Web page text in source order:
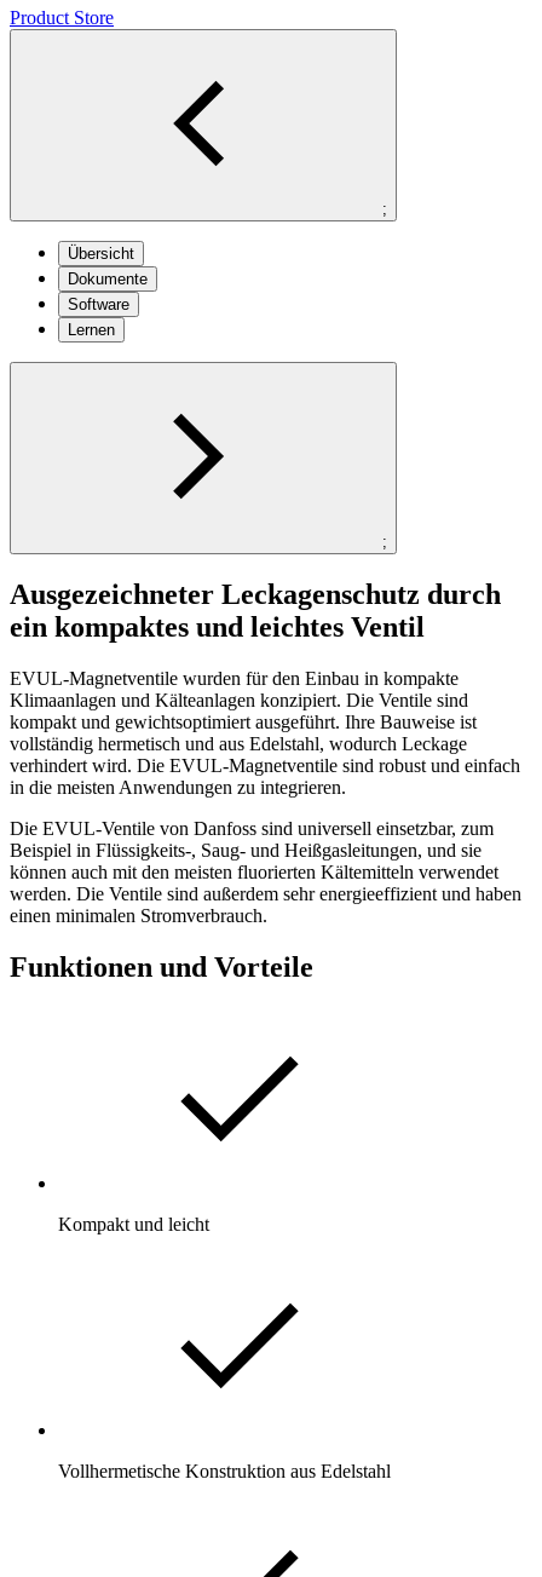
Product Store
;
Übersicht
Dokumente
Software
Lernen
;
Ausgezeichneter Leckagenschutz durch
ein kompaktes und leichtes Ventil
EVUL-Magnetventile wurden für den Einbau in kompakte
Klimaanlagen und Kälteanlagen konzipiert. Die Ventile sind
kompakt und gewichtsoptimiert ausgeführt. Ihre Bauweise ist
vollständig hermetisch und aus Edelstahl, wodurch Leckage
verhindert wird. Die EVUL-Magnetventile sind robust und einfach
in die meisten Anwendungen zu integrieren.
Die EVUL-Ventile von Danfoss sind universell einsetzbar, zum
Beispiel in Flüssigkeits-, Saug- und Heißgasleitungen, und sie
können auch mit den meisten fluorierten Kältemitteln verwendet
werden. Die Ventile sind außerdem sehr energieeffizient und haben
einen minimalen Stromverbrauch.
Funktionen und Vorteile
Kompakt und leicht
Vollhermetische Konstruktion aus Edelstahl